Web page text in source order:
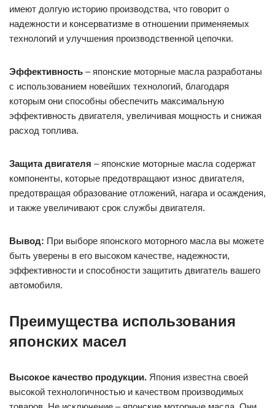
имеют долгую историю производства, что говорит о
надежности и консерватизме в отношении применяемых
технологий и улучшения производственной цепочки.
Эффективность – японские моторные масла разработаны
с использованием новейших технологий, благодаря
которым они способны обеспечить максимальную
эффективность двигателя, увеличивая мощность и снижая
расход топлива.
Защита двигателя – японские моторные масла содержат
компоненты, которые предотвращают износ двигателя,
предотвращая образование отложений, нагара и осаждения,
и также увеличивают срок службы двигателя.
Вывод: При выборе японского моторного масла вы можете
быть уверены в его высоком качестве, надежности,
эффективности и способности защитить двигатель вашего
автомобиля.
Преимущества использования
японских масел
Высокое качество продукции. Япония известна своей
высокой технологичностью и качеством производимых